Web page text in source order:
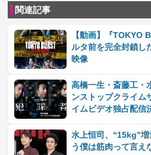
関連記事
【動画】『TOKYO
ルタ前を完全封鎖し
映像
高橋一生・斎藤工
ンストップクライム
イムビデオ独占配信
水上恒司、“15kg”
う僕は筋肉って言え